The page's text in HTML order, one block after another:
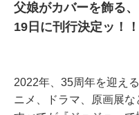
父娘がカバーを飾る
19日に刊行決定ッ！！
2022年、35周年を迎え
ニメ、ドラマ、原画展